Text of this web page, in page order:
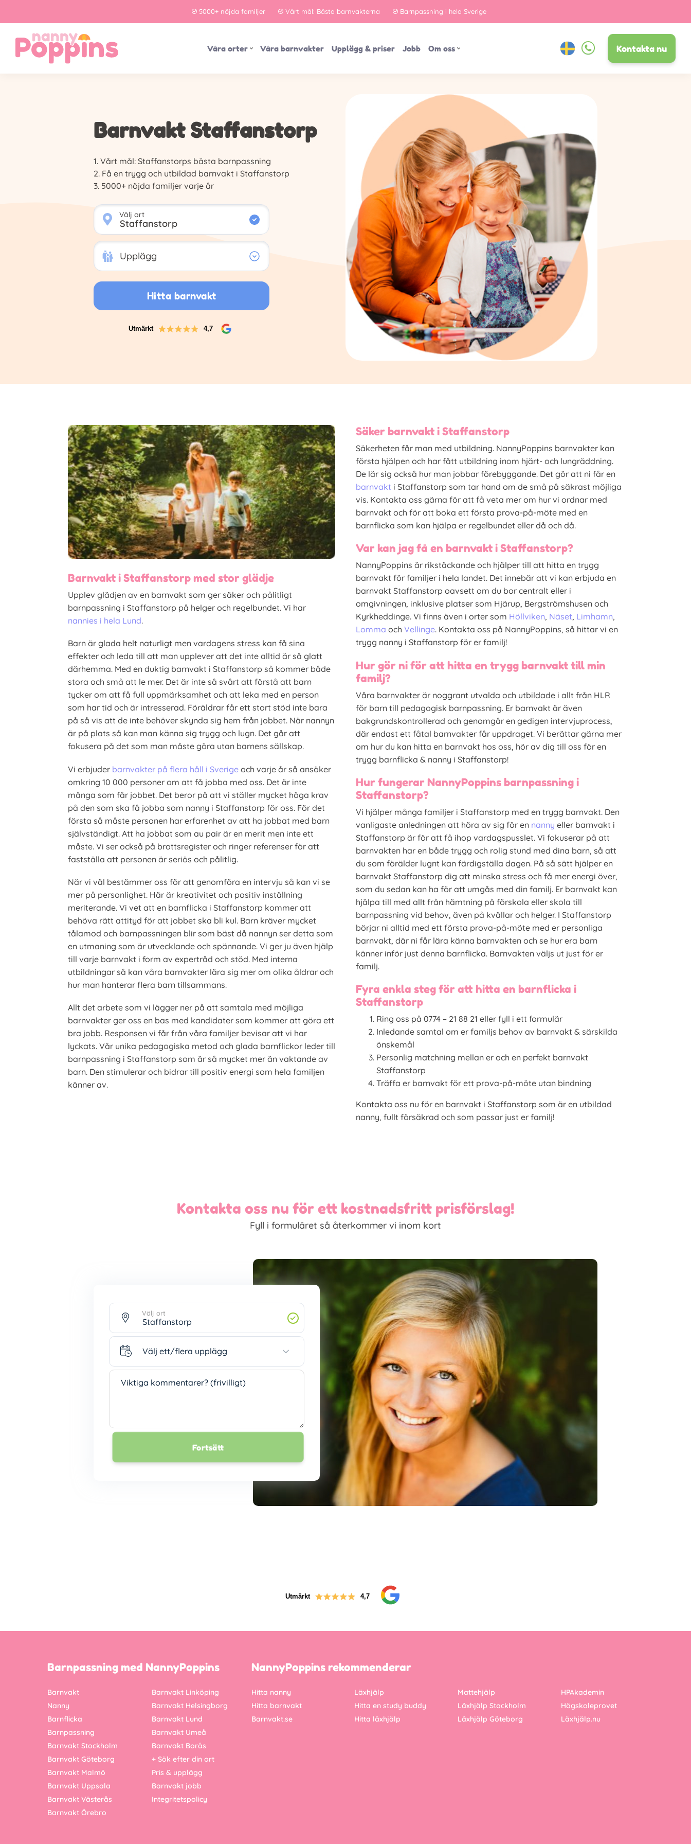
5000+ nöjda familjer Vårt mål: Bästa barnvakterna Barnpassning i hela Sverige
Våra orter Våra barnvakter Upplägg & priser Jobb Om oss Kontakta nu
Barnvakt Staffanstorp
Vårt mål: Staffanstorps bästa barnpassning
Få en trygg och utbildad barnvakt i Staffanstorp
5000+ nöjda familjer varje år
Välj ort
Upplägg
Upplägg
Hitta barnvakt
Utmärkt 4,7
Barnvakt i Staffanstorp med stor glädje
Upplev glädjen av en barnvakt som ger säker och pålitligt
barnpassning i Staffanstorp på helger och regelbundet. Vi har
nannies i hela Lund.
Barn är glada helt naturligt men vardagens stress kan få sina
effekter och leda till att man upplever att det inte alltid är så glatt
därhemma. Med en duktig barnvakt i Staffanstorp så kommer både
stora och små att le mer. Det är inte så svårt att förstå att barn
tycker om att få full uppmärksamhet och att leka med en person
som har tid och är intresserad. Föräldrar får ett stort stöd inte bara
på så vis att de inte behöver skynda sig hem från jobbet. När nannyn
är på plats så kan man känna sig trygg och lugn. Det går att
fokusera på det som man måste göra utan barnens sällskap.
Vi erbjuder barnvakter på flera håll i Sverige och varje år så ansöker
omkring 10 000 personer om att få jobba med oss. Det är inte
många som får jobbet. Det beror på att vi ställer mycket höga krav
på den som ska få jobba som nanny i Staffanstorp för oss. För det
första så måste personen har erfarenhet av att ha jobbat med barn
självständigt. Att ha jobbat som au pair är en merit men inte ett
måste. Vi ser också på brottsregister och ringer referenser för att
fastställa att personen är seriös och pålitlig.
När vi väl bestämmer oss för att genomföra en intervju så kan vi se
mer på personlighet. Här är kreativitet och positiv inställning
meriterande. Vi vet att en barnflicka i Staffanstorp kommer att
behöva rätt attityd för att jobbet ska bli kul. Barn kräver mycket
tålamod och barnpassningen blir som bäst då nannyn ser detta som
en utmaning som är utvecklande och spännande. Vi ger ju även hjälp
till varje barnvakt i form av expertråd och stöd. Med interna
utbildningar så kan våra barnvakter lära sig mer om olika åldrar och
hur man hanterar flera barn tillsammans.
Allt det arbete som vi lägger ner på att samtala med möjliga
barnvakter ger oss en bas med kandidater som kommer att göra ett
bra jobb. Responsen vi får från våra familjer bevisar att vi har
lyckats. Vår unika pedagogiska metod och glada barnflickor leder till
barnpassning i Staffanstorp som är så mycket mer än vaktande av
barn. Den stimulerar och bidrar till positiv energi som hela familjen
känner av.
Säker barnvakt i Staffanstorp
Säkerheten får man med utbildning. NannyPoppins barnvakter kan
första hjälpen och har fått utbildning inom hjärt- och lungräddning.
De lär sig också hur man jobbar förebyggande. Det gör att ni får en
barnvakt i Staffanstorp som tar hand om de små på säkrast möjliga
vis. Kontakta oss gärna för att få veta mer om hur vi ordnar med
barnvakt och för att boka ett första prova-på-möte med en
barnflicka som kan hjälpa er regelbundet eller då och då.
Var kan jag få en barnvakt i Staffanstorp?
NannyPoppins är rikstäckande och hjälper till att hitta en trygg
barnvakt för familjer i hela landet. Det innebär att vi kan erbjuda en
barnvakt Staffanstorp oavsett om du bor centralt eller i
omgivningen, inklusive platser som Hjärup, Bergströmshusen och
Kyrkheddinge. Vi finns även i orter som Höllviken, Näset, Limhamn,
Lomma och Vellinge. Kontakta oss på NannyPoppins, så hittar vi en
trygg nanny i Staffanstorp för er familj!
Hur gör ni för att hitta en trygg barnvakt till min
familj?
Våra barnvakter är noggrant utvalda och utbildade i allt från HLR
för barn till pedagogisk barnpassning. Er barnvakt är även
bakgrundskontrollerad och genomgår en gedigen intervjuprocess,
där endast ett fåtal barnvakter får uppdraget. Vi berättar gärna mer
om hur du kan hitta en barnvakt hos oss, hör av dig till oss för en
trygg barnflicka & nanny i Staffanstorp!
Hur fungerar NannyPoppins barnpassning i
Staffanstorp?
Vi hjälper många familjer i Staffanstorp med en trygg barnvakt. Den
vanligaste anledningen att höra av sig för en nanny eller barnvakt i
Staffanstorp är för att få ihop vardagspusslet. Vi fokuserar på att
barnvakten har en både trygg och rolig stund med dina barn, så att
du som förälder lugnt kan färdigställa dagen. På så sätt hjälper en
barnvakt Staffanstorp dig att minska stress och få mer energi över,
som du sedan kan ha för att umgås med din familj. Er barnvakt kan
hjälpa till med allt från hämtning på förskola eller skola till
barnpassning vid behov, även på kvällar och helger. I Staffanstorp
börjar ni alltid med ett första prova-på-möte med er personliga
barnvakt, där ni får lära känna barnvakten och se hur era barn
känner inför just denna barnflicka. Barnvakten väljs ut just för er
familj.
Fyra enkla steg för att hitta en barnflicka i
Staffanstorp
Ring oss på 0774 – 21 88 21 eller fyll i ett formulär
Inledande samtal om er familjs behov av barnvakt & särskilda
önskemål
Personlig matchning mellan er och en perfekt barnvakt
Staffanstorp
Träffa er barnvakt för ett prova-på-möte utan bindning
Kontakta oss nu för en barnvakt i Staffanstorp som är en utbildad
nanny, fullt försäkrad och som passar just er familj!
Kontakta oss nu för ett kostnadsfritt prisförslag!
Fyll i formuläret så återkommer vi inom kort
Välj ort
Välj ett/flera upplägg
Välj ett/flera upplägg
Viktiga kommentarer? (frivilligt)
Fortsätt
Utmärkt 4,7
Barnpassning med NannyPoppins
Barnvakt
Nanny
Barnflicka
Barnpassning
Barnvakt Stockholm
Barnvakt Göteborg
Barnvakt Malmö
Barnvakt Uppsala
Barnvakt Västerås
Barnvakt Örebro
Barnvakt Linköping
Barnvakt Helsingborg
Barnvakt Lund
Barnvakt Umeå
Barnvakt Borås
+ Sök efter din ort
Pris & upplägg
Barnvakt jobb
Integritetspolicy
NannyPoppins rekommenderar
Hitta nanny
Hitta barnvakt
Barnvakt.se
Läxhjälp
Hitta en study buddy
Hitta läxhjälp
Mattehjälp
Läxhjälp Stockholm
Läxhjälp Göteborg
HPAkademin
Högskoleprovet
Läxhjälp.nu